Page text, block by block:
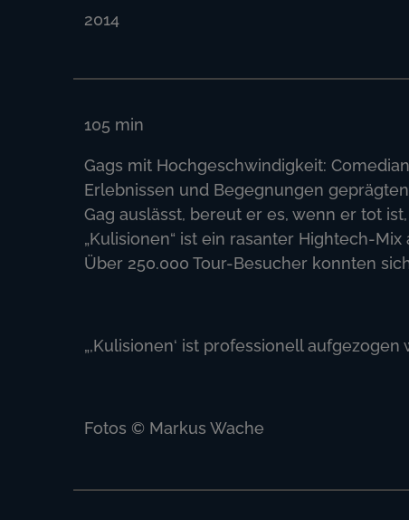
2014
105 min
Gags mit Hochgeschwindigkeit:
Erlebnissen und Begegnungen
Gag auslässt, bereut er es, wenn er tot
„Kulisionen“ ist ein rasanter Hightech-
Über 250.000 Tour-Besucher konnten
„,Kulisionen‘ ist professionell aufgezogen
Fotos © Markus Wache